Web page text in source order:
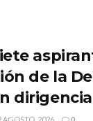
de la